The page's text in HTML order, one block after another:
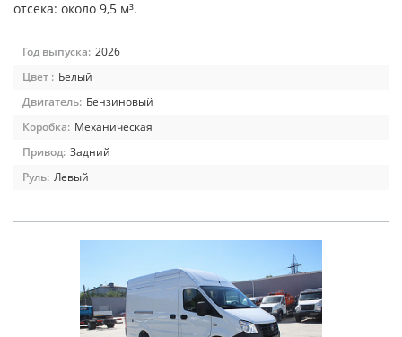
отсека: около 9,5 м³.
Год выпуска: 2026
Цвет : Белый
Двигатель: Бензиновый
Коробка: Механическая
Привод: Задний
Руль: Левый